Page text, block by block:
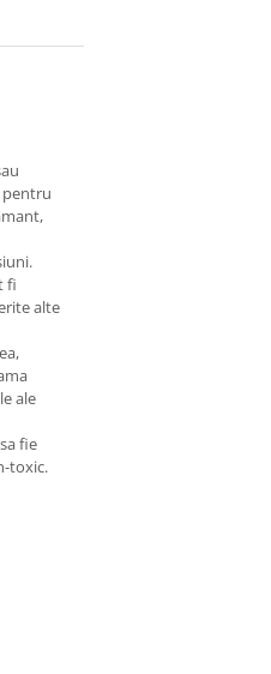
pentru
fi
alte
ale
fie
toxic.